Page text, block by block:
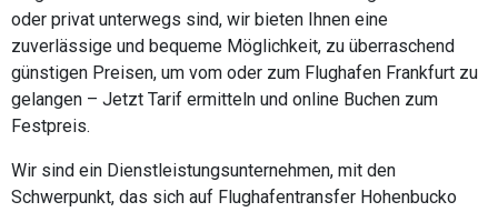
oder privat unterwegs sind, wir bieten Ihnen eine
zuverlässige und bequeme Möglichkeit, zu überraschend
günstigen Preisen, um vom oder zum Flughafen Frankfurt zu
gelangen – Jetzt Tarif ermitteln und online Buchen zum
Festpreis.
Wir sind ein Dienstleistungsunternehmen, mit den
Schwerpunkt, das sich auf Flughafentransfer Hohenbucko